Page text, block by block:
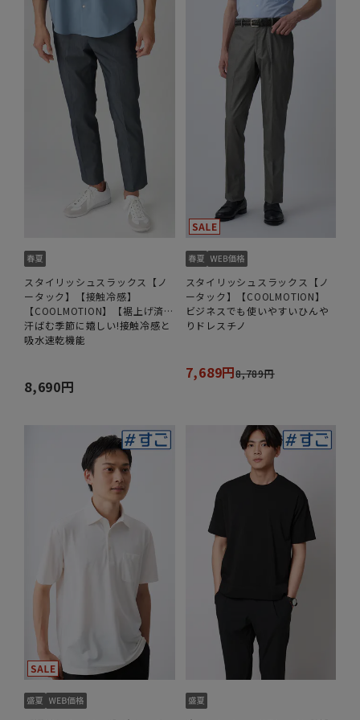
スタイリッシュスラックス【ノ
ータック】【接触冷感】
【COOLMOTION】【裾上げ済
み】
汗ばむ季節に嬉しい!接触冷感と
吸水速乾機能
8,690円
スタイリッシュスラックス【ノ
ータック】【COOLMOTION】
ビジネスでも使いやすいひんや
りドレスチノ
7,689円8,789円